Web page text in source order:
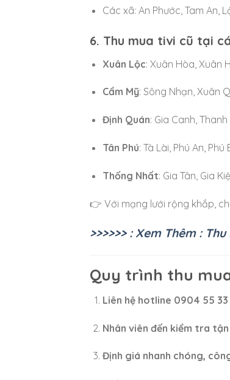
Các xã: An Phước, Tam An,
6. Thu mua tivi cũ tại
Xuân Lộc: Xuân Hòa, Xuân
Cẩm Mỹ: Sông Nhạn, Xuân
Định Quán: Gia Canh,
Tân Phú: Tà Lài, Phú An, Phú
Thống Nhất: Gia Tân, Gia
👉 Với mạng lưới rộng khắp,
>>>>>> : Xem Thêm :
Quy trình thu
Liên hệ hotline 0904 55 33
Nhân viên đến kiểm tra
Định giá nhanh chóng,